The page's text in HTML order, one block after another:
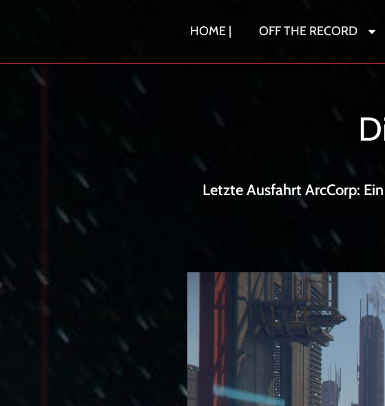
HOME | OFF THE RECORD
Letzte Ausfahrt ArcCorp: